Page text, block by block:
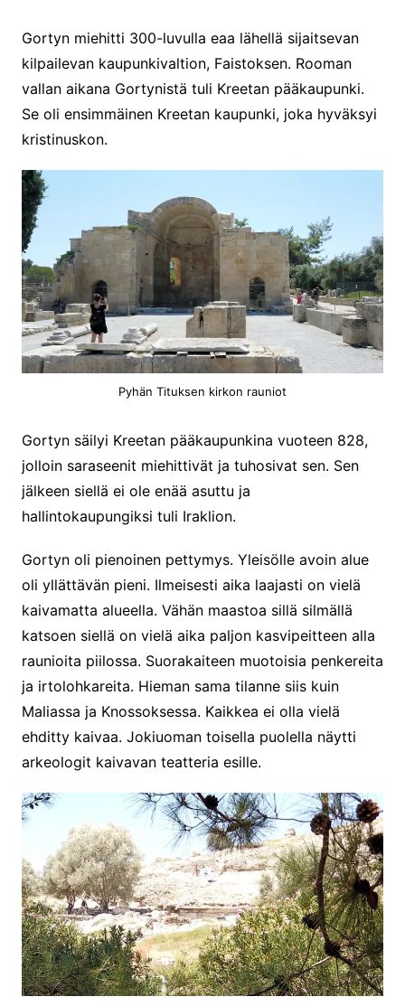
Gortyn miehitti 300-luvulla eaa lähellä sijaitsevan
kilpailevan kaupunkivaltion, Faistoksen. Rooman
vallan aikana Gortynistä tuli Kreetan pääkaupunki.
Se oli ensimmäinen Kreetan kaupunki, joka hyväksyi
kristinuskon.
Pyhän Tituksen kirkon rauniot
Gortyn säilyi Kreetan pääkaupunkina vuoteen 828,
jolloin saraseenit miehittivät ja tuhosivat sen. Sen
jälkeen siellä ei ole enää asuttu ja
hallintokaupungiksi tuli Iraklion.
Gortyn oli pienoinen pettymys. Yleisölle avoin alue
oli yllättävän pieni. Ilmeisesti aika laajasti on vielä
kaivamatta alueella. Vähän maastoa sillä silmällä
katsoen siellä on vielä aika paljon kasvipeitteen alla
raunioita piilossa. Suorakaiteen muotoisia penkereita
ja irtolohkareita. Hieman sama tilanne siis kuin
Maliassa ja Knossoksessa. Kaikkea ei olla vielä
ehditty kaivaa. Jokiuoman toisella puolella näytti
arkeologit kaivavan teatteria esille.